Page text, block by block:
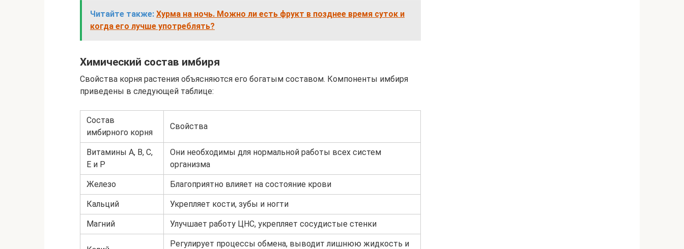
Читайте также: Хурма на ночь. Можно ли есть фрукт в позднее время суток и
когда его лучше употреблять?
Химический состав имбиря
Свойства корня растения объясняются его богатым составом. Компоненты имбиря
приведены в следующей таблице:
Состав
имбирного корня
Свойства
Витамины А, В, С,
Е и Р
Они необходимы для нормальной работы всех систем
организма
Железо Благоприятно влияет на состояние крови
Кальций Укрепляет кости, зубы и ногти
Магний Улучшает работу ЦНС, укрепляет сосудистые стенки
Регулирует процессы обмена, выводит лишнюю жидкость и